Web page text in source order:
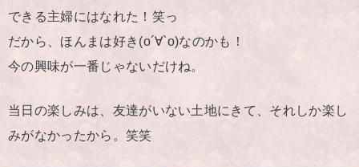
できる主婦にはなれた！笑っ
だから、ほんまは好き(о´∀`о)なのかも！
今の興味が一番じゃないだけね。
当日の楽しみは、友達がいない土地にきて、それしか楽し
みがなかったから。笑笑